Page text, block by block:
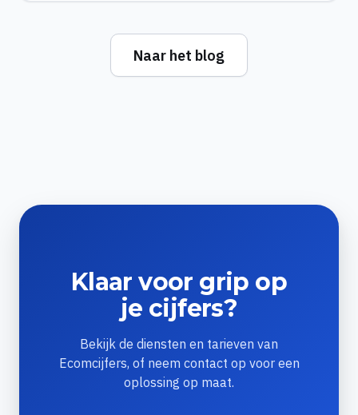
Naar het blog
Klaar voor grip op
je cijfers?
Bekijk de diensten en tarieven van
Ecomcijfers, of neem contact op voor een
oplossing op maat.